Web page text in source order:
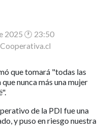
2025 🕐 23:50
Cooperativa.cl
que tomará "todas las
nunca más una mujer
de la PDI fue una
y puso en riesgo nuestra